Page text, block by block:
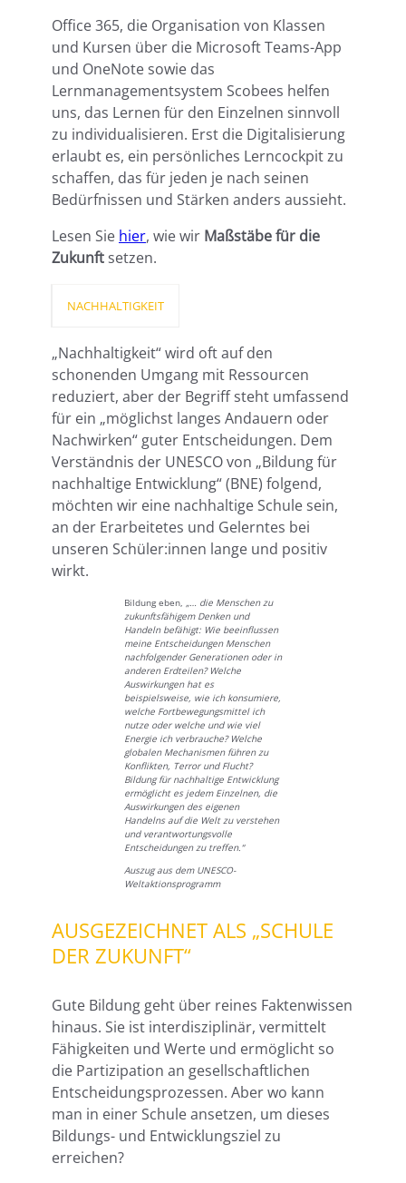
Office 365, die Organisation von Klassen
und Kursen über die Microsoft Teams-App
und OneNote sowie das
Lernmanagementsystem Scobees helfen
uns, das Lernen für den Einzelnen sinnvoll
zu individualisieren. Erst die Digitalisierung
erlaubt es, ein persönliches Lerncockpit zu
schaffen, das für jeden je nach seinen
Bedürfnissen und Stärken anders aussieht.
Lesen Sie hier, wie wir Maßstäbe für die
Zukunft setzen.
NACHHALTIGKEIT
„Nachhaltigkeit“ wird oft auf den
schonenden Umgang mit Ressourcen
reduziert, aber der Begriff steht umfassend
für ein „möglichst langes Andauern oder
Nachwirken“ guter Entscheidungen. Dem
Verständnis der UNESCO von „Bildung für
nachhaltige Entwicklung“ (BNE) folgend,
möchten wir eine nachhaltige Schule sein,
an der Erarbeitetes und Gelerntes bei
unseren Schüler:innen lange und positiv
wirkt.
Bildung eben, „… die Menschen zu
zukunftsfähigem Denken und
Handeln befähigt: Wie beeinflussen
meine Entscheidungen Menschen
nachfolgender Generationen oder in
anderen Erdteilen? Welche
Auswirkungen hat es
beispielsweise, wie ich konsumiere,
welche Fortbewegungsmittel ich
nutze oder welche und wie viel
Energie ich verbrauche? Welche
globalen Mechanismen führen zu
Konflikten, Terror und Flucht?
Bildung für nachhaltige Entwicklung
ermöglicht es jedem Einzelnen, die
Auswirkungen des eigenen
Handelns auf die Welt zu verstehen
und verantwortungsvolle
Entscheidungen zu treffen.“
Auszug aus dem UNESCO-
Weltaktionsprogramm
AUSGEZEICHNET ALS „SCHULE
DER ZUKUNFT“
Gute Bildung geht über reines Faktenwissen
hinaus. Sie ist interdisziplinär, vermittelt
Fähigkeiten und Werte und ermöglicht so
die Partizipation an gesellschaftlichen
Entscheidungsprozessen. Aber wo kann
man in einer Schule ansetzen, um dieses
Bildungs- und Entwicklungsziel zu
erreichen?